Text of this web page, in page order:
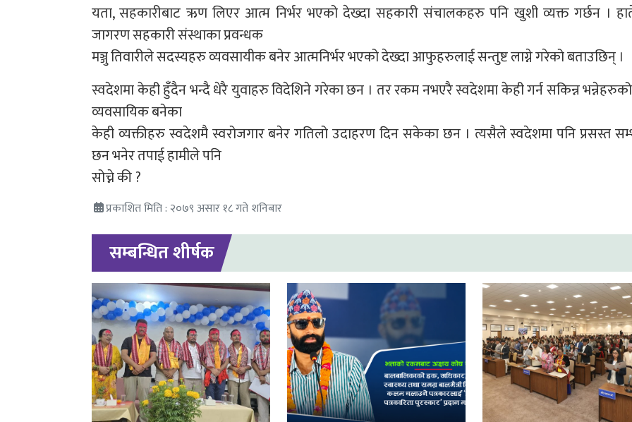
यता, सहकारीबाट ऋण लिएर आत्म निर्भर भएको देख्दा सहकारी संचालकहरु पनि खुशी व्यक्त गर्छन ।
जागरण सहकारी संस्थाका प्रवन्धक
मञ्जु तिवारीले सदस्यहरु व्यवसायीक बनेर आत्मनिर्भर भएको देख्दा आफुहरुलाई सन्तुष्ट लाग्ने गरेको बताउछिन् ।
स्वदेशमा केही हुँदैन भन्दै धेरै युवाहरु विदेशिने गरेका छन । तर रकम नभएरै स्वदेशमा केही गर्न सकिन्न
व्यवसायिक बनेका
केही व्यक्तीहरु स्वदेशमै स्वरोजगार बनेर गतिलो उदाहरण दिन सकेका छन । त्यसैले स्वदेशमा पनि प्रसस्त
छन भनेर तपाई हामीले पनि
सोच्ने की ?
प्रकाशित मिति : २०७९ असार १८ गते शनिबार
सम्बन्धित शीर्षक